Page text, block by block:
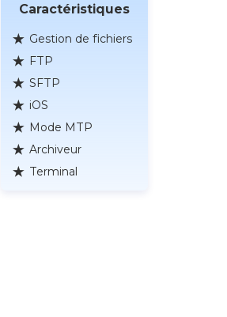
Caractéristiques
Gestion de fichiers
FTP
SFTP
iOS
Mode MTP
Archiveur
Terminal